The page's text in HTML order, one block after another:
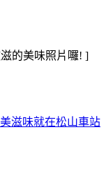
的美味照片囉! ]
滋味就在松山車站